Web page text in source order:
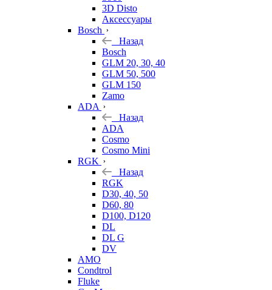
3D Disto
Аксессуары
Bosch
Назад
Bosch
GLM 20, 30, 40
GLM 50, 500
GLM 150
Zamo
ADA
Назад
ADA
Cosmo
Cosmo Mini
RGK
Назад
RGK
D30, 40, 50
D60, 80
D100, D120
DL
DL G
DV
AMO
Condtrol
Fluke